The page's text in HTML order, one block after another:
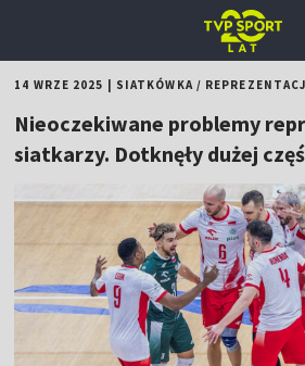
14 WRZE 2025 SIATKÓWKA/
Nieoczekiwane problemy
siatkarzy. Dotknęły dużej